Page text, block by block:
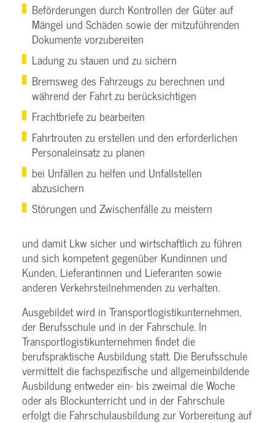
Beförderungen durch Kontrollen der Güter auf
Mängel und Schäden sowie der mitzuführenden
Dokumente vorzubereiten
Ladung zu stauen und zu sichern
Bremsweg des Fahrzeugs zu berechnen und
während der Fahrt zu berücksichtigen
Frachtbriefe zu bearbeiten
Fahrtrouten zu erstellen und den erforderlichen
Personaleinsatz zu planen
bei Unfällen zu helfen und Unfallstellen
abzusichern
Störungen und Zwischenfälle zu meistern
und damit Lkw sicher und wirtschaftlich zu führen
und sich kompetent gegenüber Kundinnen und
Kunden, Lieferantinnen und Lieferanten sowie
anderen Verkehrsteilnehmenden zu verhalten.
Ausgebildet wird in Transportlogistikunternehmen,
der Berufsschule und in der Fahrschule. In
Transportlogistikunternehmen findet die
berufspraktische Ausbildung statt. Die Berufsschule
vermittelt die fachspezifische und allgemeinbildende
Ausbildung entweder ein- bis zweimal die Woche
oder als Blockunterricht und in der Fahrschule
erfolgt die Fahrschulausbildung zur Vorbereitung auf